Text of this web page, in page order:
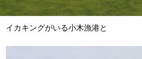
イカキングがいる小木漁港と